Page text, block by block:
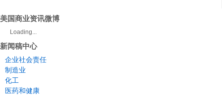
美国商业资讯微博
Loading...
新闻稿中心
企业社会责任
制造业
化工
医药和健康